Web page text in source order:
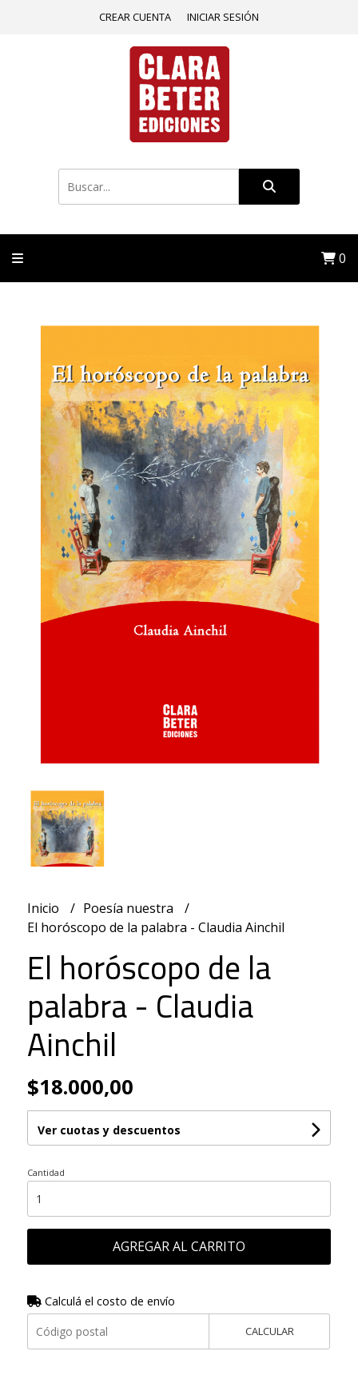
CREAR CUENTA INICIAR SESIÓN
0
Inicio
Poesía nuestra
El horóscopo de la palabra - Claudia Ainchil
El horóscopo de la
palabra - Claudia
Ainchil
$18.000,00
Ver cuotas y descuentos
Cantidad
AGREGAR AL CARRITO
Calculá el costo de envío
CALCULAR